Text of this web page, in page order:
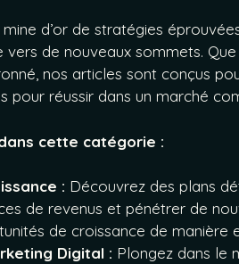
d’or de stratégies
de nouveaux sommets.
nos articles sont conçus
pour réussir dans un marché
cette catégorie :
: Découvrez des plans
de revenus et pénétrer de
de croissance de manière
Digital : Plongez dans le